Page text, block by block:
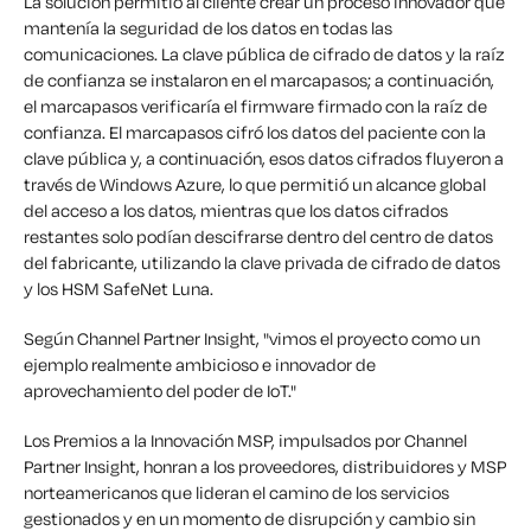
mantenía la seguridad de los datos en todas las
comunicaciones. La clave pública de cifrado de datos y la raíz
de confianza se instalaron en el marcapasos; a continuación,
el marcapasos verificaría el firmware firmado con la raíz de
confianza. El marcapasos cifró los datos del paciente con la
clave pública y, a continuación, esos datos cifrados fluyeron a
través de Windows Azure, lo que permitió un alcance global
del acceso a los datos, mientras que los datos cifrados
restantes solo podían descifrarse dentro del centro de datos
del fabricante, utilizando la clave privada de cifrado de datos
y los HSM SafeNet Luna.
Según Channel Partner Insight, "vimos el proyecto como un
ejemplo realmente ambicioso e innovador de
aprovechamiento del poder de IoT."
Los Premios a la Innovación MSP, impulsados por Channel
Partner Insight, honran a los proveedores, distribuidores y MSP
norteamericanos que lideran el camino de los servicios
gestionados y en un momento de disrupción y cambio sin